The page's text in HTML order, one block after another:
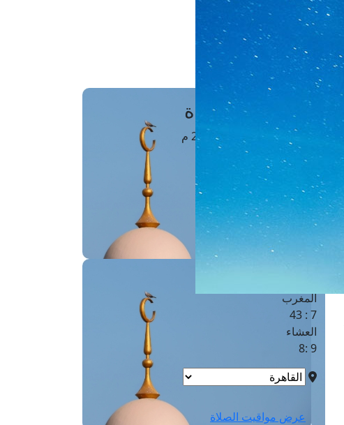
حجز موعد
الفتوى الهاتفية
مَواقِيتُ الصَّـــلاة
القاهرة · 08 أغسطس 2026 م
الفجر
الشروق
6 :18
1 : 1
المغرب
7 : 43
العشاء
9 :8
عرض مواقيت الصلاة